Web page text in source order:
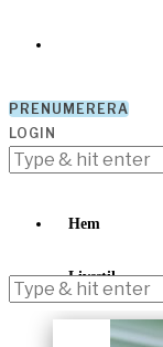
PRENUMERERA
LOGIN
Hem
Livsstil